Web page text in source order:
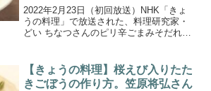
かずのもと
2022年2月23日（初回放送）NHK「きょ
うの料理」で放送された、料理研究家・
どい ちなつさんのピリ辛ごまみそだれを
研究家・どい ちなつさんが教えてくれる
のは、野菜に...
【きょうの料理】桜えび入りたた
きごぼうの作り方。笠原将弘さん